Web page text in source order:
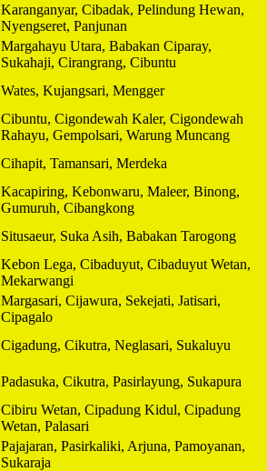
Karanganyar, Cibadak, Pelindung Hewan,
Nyengseret, Panjunan
Margahayu Utara, Babakan Ciparay,
Sukahaji, Cirangrang, Cibuntu
Wates, Kujangsari, Mengger
Cibuntu, Cigondewah Kaler, Cigondewah
Rahayu, Gempolsari, Warung Muncang
Cihapit, Tamansari, Merdeka
Kacapiring, Kebonwaru, Maleer, Binong,
Gumuruh, Cibangkong
Situsaeur, Suka Asih, Babakan Tarogong
Kebon Lega, Cibaduyut, Cibaduyut Wetan,
Mekarwangi
Margasari, Cijawura, Sekejati, Jatisari,
Cipagalo
Cigadung, Cikutra, Neglasari, Sukaluyu
Padasuka, Cikutra, Pasirlayung, Sukapura
Cibiru Wetan, Cipadung Kidul, Cipadung
Wetan, Palasari
Pajajaran, Pasirkaliki, Arjuna, Pamoyanan,
Sukaraja